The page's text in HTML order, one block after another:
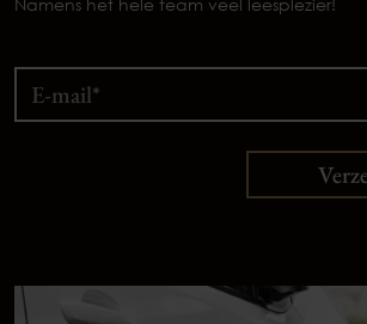
Namens het hele team veel leesplezier!